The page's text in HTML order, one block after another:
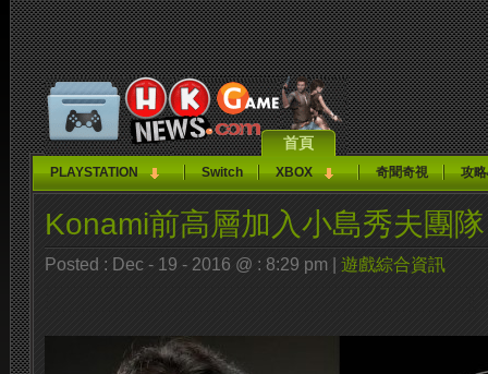
首頁
PLAYSTATION Switch XBOX 奇聞奇視 攻
Konami前高層加入小島秀夫團隊
Posted : Dec - 19 - 2016 @ : 8:29 pm | 遊戲綜合資訊